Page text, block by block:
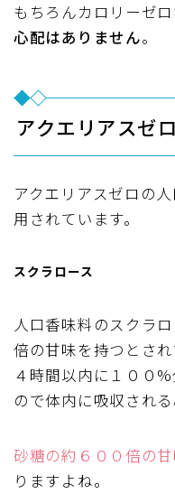
もちろんカロリーゼ
心配はありません。
アクエリアスゼ
アクエリアスゼロの
用されています。
スクラロース
人口香味料のスクラ
倍の甘味を持つとさ
４時間以内に１００
ので体内に吸収され
砂糖の約６００倍の
りますよね。